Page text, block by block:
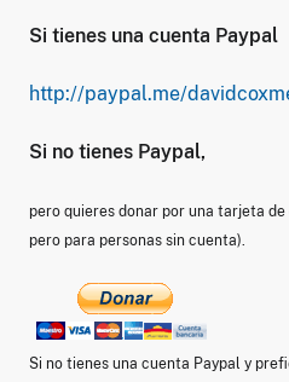
Si tienes una cuenta Paypal
http://paypal.me/
Si no tienes Paypal,
pero quieres donar por una tarjeta
pero para personas sin cuenta).
Si no tienes una cuenta Paypal y